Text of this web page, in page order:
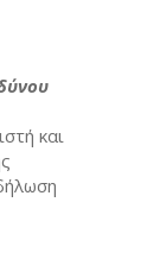
και